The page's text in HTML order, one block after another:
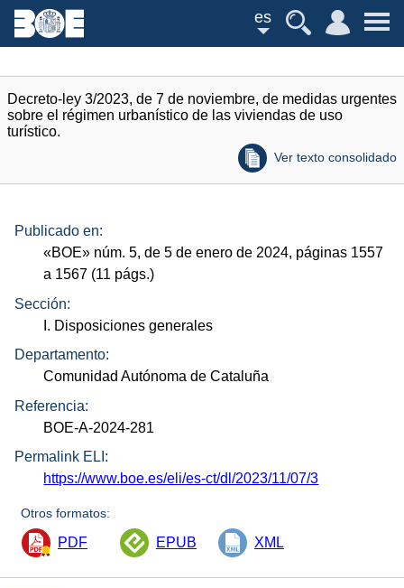
es
Decreto-ley 3/2023, de 7 de noviembre, de medidas urgentes
sobre el régimen urbanístico de las viviendas de uso
turístico.
Ver texto consolidado
Publicado en:
«BOE» núm. 5, de 5 de enero de 2024, páginas 1557
a 1567 (11 págs.)
Sección:
I. Disposiciones generales
Departamento:
Comunidad Autónoma de Cataluña
Referencia:
BOE-A-2024-281
Permalink ELI:
https://www.boe.es/eli/es-ct/dl/2023/11/07/3
Otros formatos:
PDF EPUB XML